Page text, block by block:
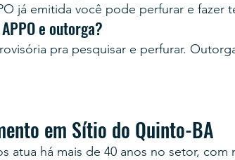
já emitida você pode perfurar e fazer
e outorga?
pra pesquisar e perfurar.
em Sítio do Quinto-BA
atua há mais de 40 anos no setor, com